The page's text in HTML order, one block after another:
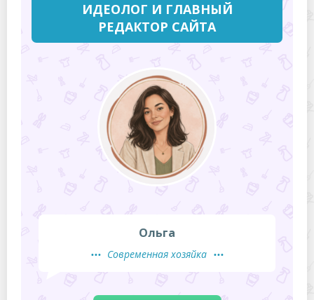
ИДЕОЛОГ И ГЛАВНЫЙ
РЕДАКТОР САЙТА
Ольга
Современная хозяйка